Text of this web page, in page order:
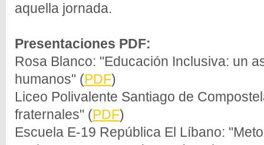
aquella jornada.
Presentaciones PDF:
Rosa Blanco: "Educación Inclusiva: un
humanos" (PDF)
Liceo Polivalente Santiago de
fraternales" (PDF)
Escuela E-19 República El Líbano: